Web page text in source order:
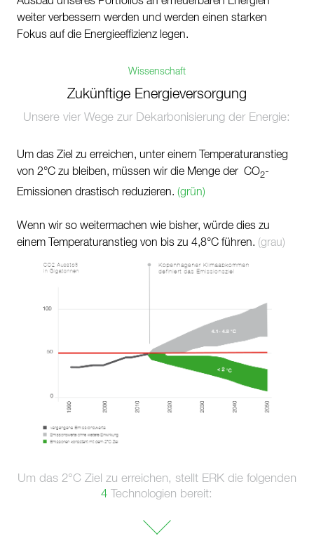
weiter verbessern werden und werden einen starken
Fokus auf die Energieeffizienz legen.
Wissenschaft
Zukünftige Energieversorgung
Unsere vier Wege zur Dekarbonisierung der Energie:
Um das Ziel zu erreichen, unter einem Temperaturanstieg
von 2°C zu bleiben, müssen wir die Menge der CO2-
Emissionen drastisch reduzieren. (grün)
Wenn wir so weitermachen wie bisher, würde dies zu
einem Temperaturanstieg von bis zu 4,8°C führen. (grau)
Um das 2°C Ziel zu erreichen, stellt ERK die folgenden
4 Technologien bereit: